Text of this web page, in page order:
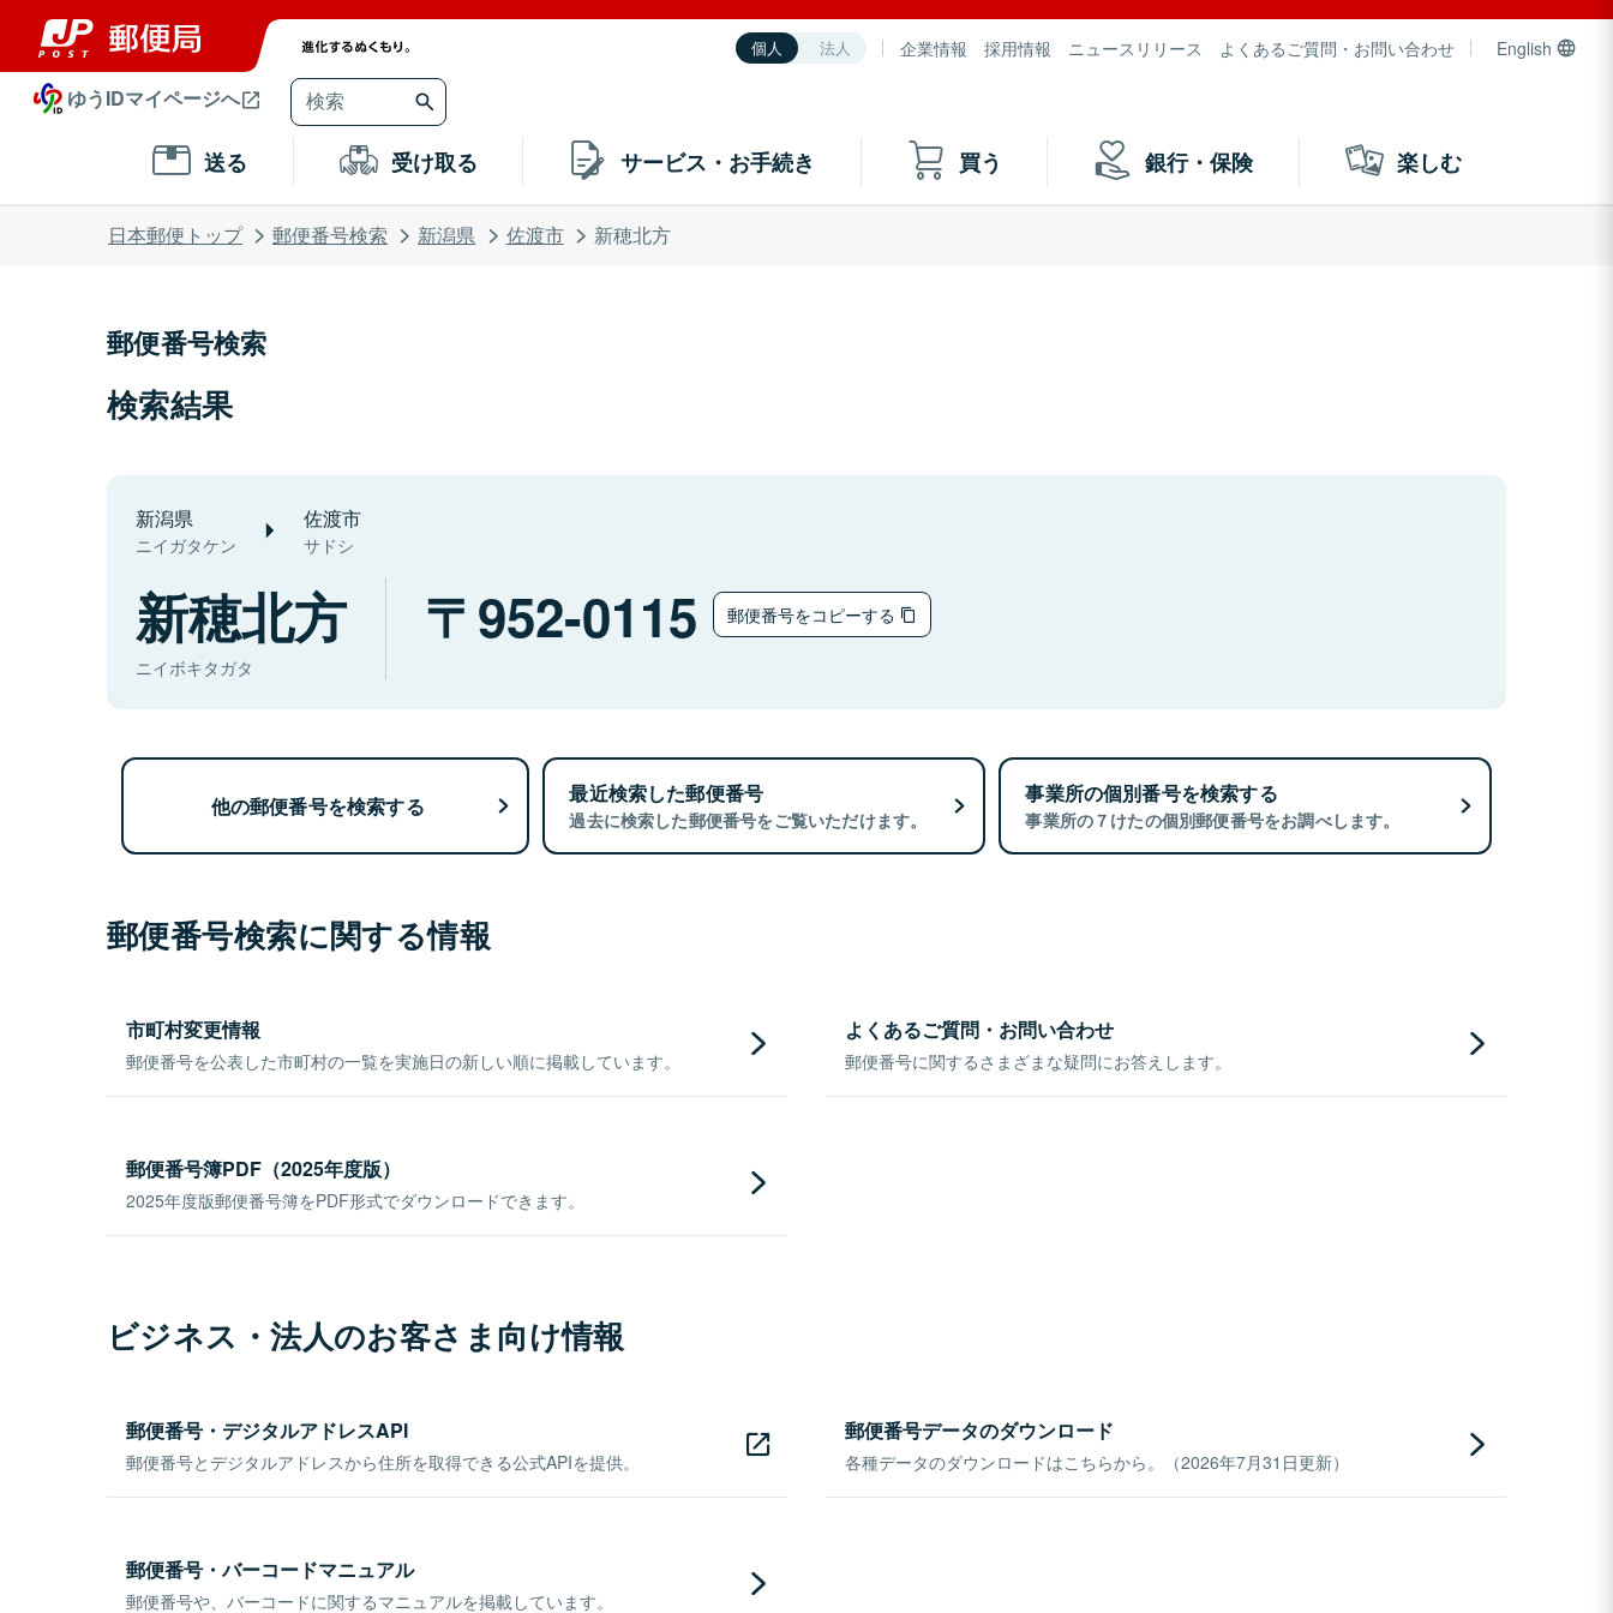
個人 法人 企業情報 採用情報 ニュースリリース よくあるご質問・お問い合わせ English
ゆうIDマイページへ
送る 受け取る サービス・お手続き 買う 銀行・保険 楽しむ
日本郵便トップ 郵便番号検索 新潟県 佐渡市 新穂北方
郵便番号検索
検索結果
新潟県
ニイガタケン
佐渡市
サドシ
新穂北方
ニイボキタガタ
952-0115 郵便番号をコピーする
他の郵便番号を検索する 最近検索した郵便番号
過去に検索した郵便番号をご覧いただけます。
事業所の個別番号を検索する
事業所の７けたの個別郵便番号をお調べします。
郵便番号検索に関する情報
市町村変更情報
郵便番号を公表した市町村の一覧を実施日の新しい順に掲載しています。
よくあるご質問・お問い合わせ
郵便番号に関するさまざまな疑問にお答えします。
郵便番号簿PDF（2025年度版）
2025年度版郵便番号簿をPDF形式でダウンロードできます。
ビジネス・法人のお客さま向け情報
郵便番号・デジタルアドレスAPI
郵便番号とデジタルアドレスから住所を取得できる公式APIを提供。
郵便番号データのダウンロード
各種データのダウンロードはこちらから。（2026年7月31日更新）
郵便番号・バーコードマニュアル
郵便番号や、バーコードに関するマニュアルを掲載しています。